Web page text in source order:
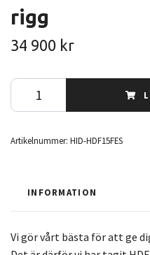
rigg
34 900 kr
Artikelnummer: HID-HDF15FES
INFORMATION
Vi gör vårt bästa för att ge